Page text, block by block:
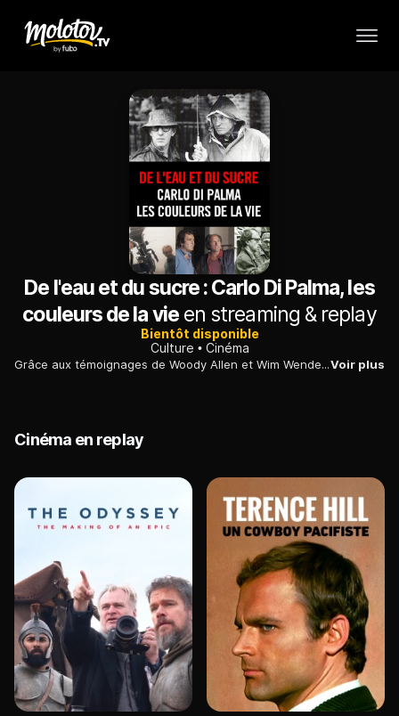
De l'eau et du sucre : Carlo Di Palma, les
couleurs de la vieen streaming & replay
Bientôt disponible
Culture
Cinéma
Grâce aux témoignages de Woody Allen et Wim Wenders notamment, le parcours du célèbre directeur de la photo italien Carlo Di Palma, disparu en 2004.Voir plus
Cinéma en replay